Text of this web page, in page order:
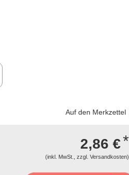
Auf den Merkzettel
2,86 €*
(inkl. MwSt., zzgl. Versandkosten)